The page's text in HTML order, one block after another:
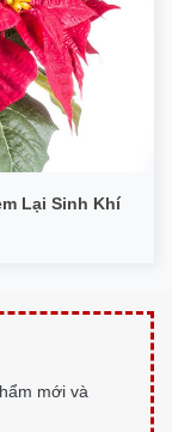
Lại Sinh Khí
mới và